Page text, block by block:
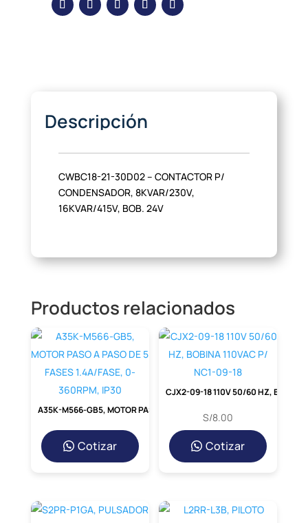
Descripción
CWBC18-21-30D02 – CONTACTOR P/
CONDENSADOR, 8KVAR/230V,
16KVAR/415V, BOB. 24V
Productos relacionados
Cotizar
S/8.00
Cotizar